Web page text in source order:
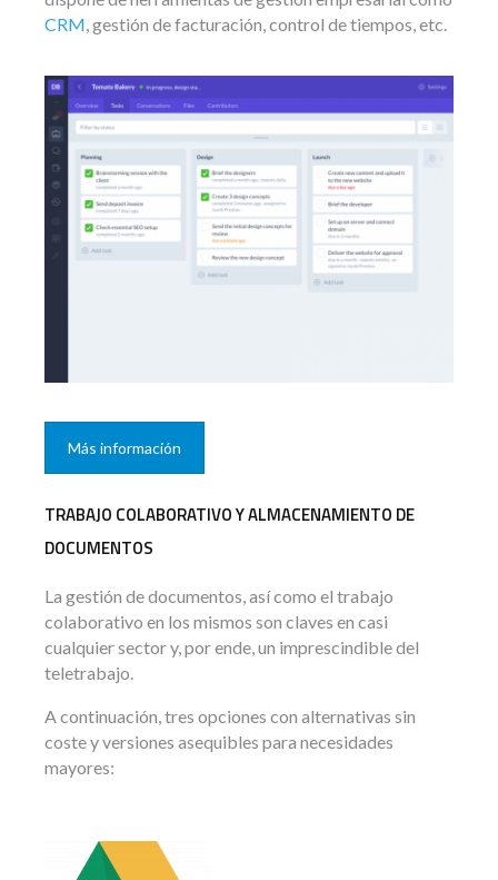
CRM, gestión de facturación, control de tiempos, etc.
Más información
TRABAJO COLABORATIVO Y ALMACENAMIENTO DE
DOCUMENTOS
La gestión de documentos, así como el trabajo
colaborativo en los mismos son claves en casi
cualquier sector y, por ende, un imprescindible del
teletrabajo.
A continuación, tres opciones con alternativas sin
coste y versiones asequibles para necesidades
mayores: